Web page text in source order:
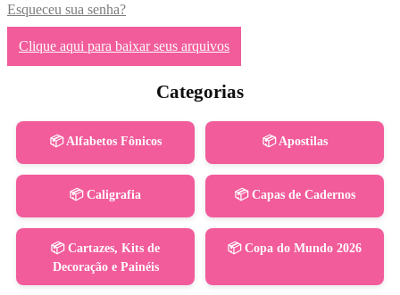
Esqueceu sua senha?
Clique aqui para baixar seus arquivos
Categorias
📦 Alfabetos Fônicos 📦 Apostilas
📦 Caligrafia 📦 Capas de Cadernos
📦 Cartazes, Kits de
Decoração e Painéis
📦 Copa do Mundo 2026